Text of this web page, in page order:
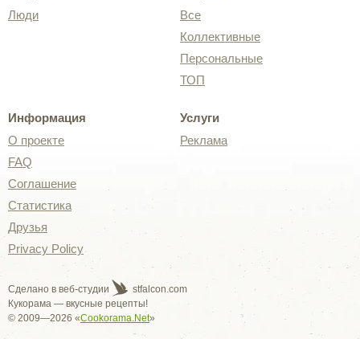
Люди
Все
Коллективные
Персональные
ТОП
Информация
О проекте
FAQ
Соглашение
Статистика
Друзья
Privacy Policy
Услуги
Реклама
Сделано в веб-студии
stfalcon.com
Кукорама — вкусные рецепты!
© 2009—2026 «Cookorama.Net»